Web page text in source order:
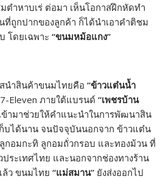
ตำหาบเร่ ต่อมา เห็นโอกาสฝึกหัดทำ
ที่ถูกปากของลูกค้า ก็ได้นำเอาคำติชม
โดยเฉพาะ“ขนมหม้อแกง”
นำสินค้าขนมไทยคือ“ข้าวแต๋นน้ำ
Eleven ภายใต้แบรนด์“เพชรบ้าน
ข้ามาช่วยให้คำแนะนำในการพัฒนาสิน
บได้นาน จนปัจจุบันนอกจาก ข้าวแต๋น
กอมกะทิ ลูกอมถั่วกรอบ และทองม้วน ที่
ระเทศไทย และนอกจากช่องทางร้าน
ล้ว ขนมไทย“แม่สมาน” ยังส่งออกไป